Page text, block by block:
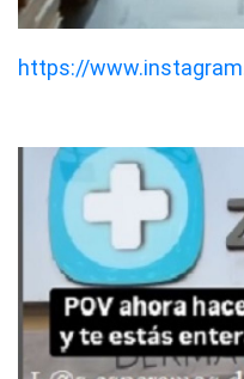
https://